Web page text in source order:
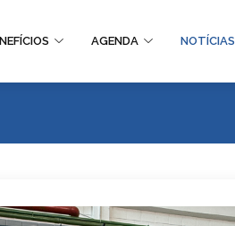
AGENDA NOTÍCIAS